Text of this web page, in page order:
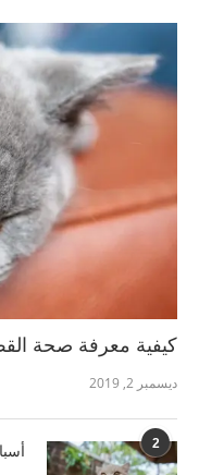
كيفية معرفة صحة
ديسمبر 2, 2019
2